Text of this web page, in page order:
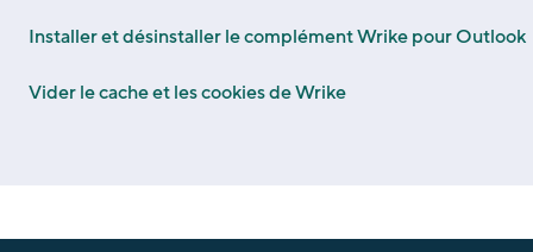
Installer et désinstaller le complément Wrike pour Outlook
Vider le cache et les cookies de Wrike